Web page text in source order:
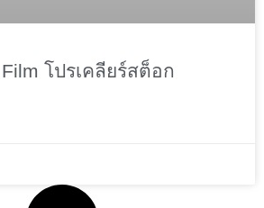
โปรเคลียร์สต็อก